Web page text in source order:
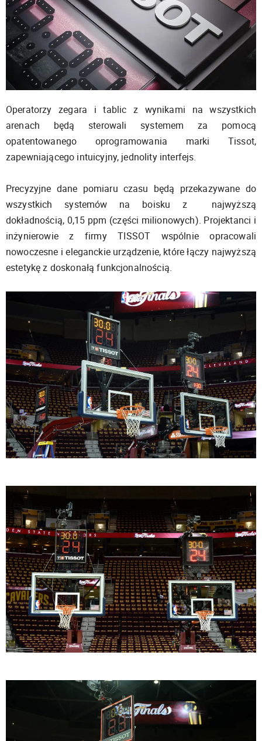
Operatorzy zegara i tablic z wynikami na wszystkich
arenach będą sterowali systemem za pomocą
opatentowanego oprogramowania marki Tissot,
zapewniającego intuicyjny, jednolity interfejs.
Precyzyjne dane pomiaru czasu będą przekazywane do
wszystkich systemów na boisku z najwyższą
dokładnością, 0,15 ppm (części milionowych). Projektanci i
inżynierowie z firmy TISSOT wspólnie opracowali
nowoczesne i eleganckie urządzenie, które łączy najwyższą
estetykę z doskonałą funkcjonalnością.